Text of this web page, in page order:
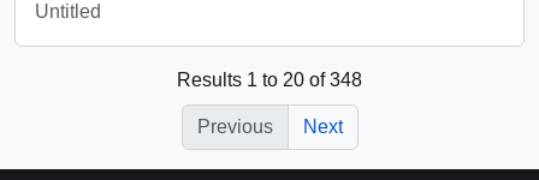
Untitled
Results 1 to 20 of 348
Previous Next